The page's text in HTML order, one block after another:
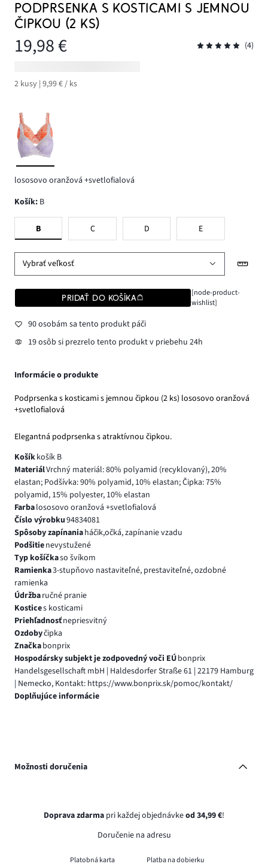
PODPRSENKA S KOSTICAMI S JEMNOU
ČIPKOU (2 KS)
19,98 € (4)
2 kusy | 9,99 € / ks
lososovo oranžová +svetlofialová
Košík: B
B C D E
Vybrať veľkosť
PRIDAŤ DO KOŠÍKA
[node-product-
wishlist]
90 osobám sa tento produkt páči
19 osôb si prezrelo tento produkt v priebehu 24h
Informácie o produkte
Podprsenka s kosticami s jemnou čipkou (2 ks) lososovo oranžová
+svetlofialová
Elegantná podprsenka s atraktívnou čipkou.
Košíkkošík B
MateriálVrchný materiál: 80% polyamid (recyklovaný), 20%
elastan; Podšívka: 90% polyamid, 10% elastan; Čipka: 75%
polyamid, 15% polyester, 10% elastan
Farbalososovo oranžová +svetlofialová
Číslo výrobku94834081
Spôsoby zapínaniaháčik,očká, zapínanie vzadu
Podšitienevystužené
Typ košíčkaso švíkom
Ramienka3-stupňovo nastaviteľné, prestaviteľné, ozdobné
ramienka
Údržbaručné pranie
Kostices kosticami
Priehľadnosťnepriesvitný
Ozdobyčipka
Značkabonprix
Hospodársky subjekt je zodpovedný voči EÚbonprix
Handelsgesellschaft mbH | Haldesdorfer Straße 61 | 22179 Hamburg
| Nemecko, Kontakt: https://www.bonprix.sk/pomoc/kontakt/
Doplňujúce informácie
Možnosti doručenia
Doprava zdarma pri každej objednávkeod 34,99 €!
Doručenie na adresu
Platobná karta Platba na dobierku